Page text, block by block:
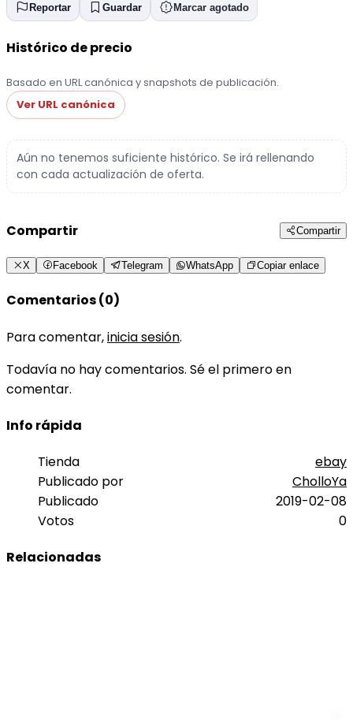
Reportar Guardar Marcar agotado
Histórico de precio
Basado en URL canónica y snapshots de publicación.
Ver URL canónica
Aún no tenemos suficiente histórico. Se irá rellenando
con cada actualización de oferta.
Compartir Compartir
X Facebook Telegram WhatsApp Copiar enlace
Comentarios (0)
Para comentar,inicia sesión.
Todavía no hay comentarios. Sé el primero en
comentar.
Info rápida
Tienda
ebay
Publicado por
CholloYa
Publicado
2019-02-08
Votos
0
Relacionadas